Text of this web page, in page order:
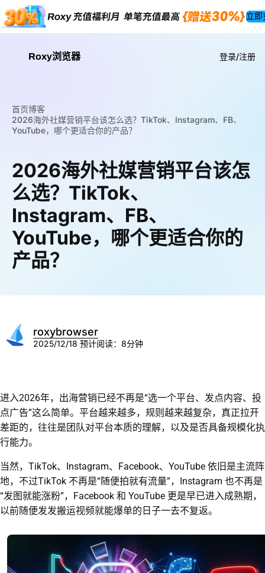
立即
Roxy浏览器 登录/注册
首页博客
2026海外社媒营销平台该怎么选？TikTok、Instagram、FB、
YouTube，哪个更适合你的产品？
2026海外社媒营销平台该怎
么选？TikTok、
Instagram、FB、
YouTube，哪个更适合你的
产品？
roxybrowser
2025/12/18 预计阅读：8分钟
进入2026年，出海营销已经不再是“选一个平台、发点内容、投
点广告”这么简单。平台越来越多，规则越来越复杂，真正拉开
差距的，往往是团队对平台本质的理解，以及是否具备规模化执
行能力。
当然，TikTok、Instagram、Facebook、YouTube 依旧是主流阵
地，不过TikTok 不再是“随便拍就有流量”，Instagram 也不再是
“发图就能涨粉”，Facebook 和 YouTube 更是早已进入成熟期，
以前随便发发搬运视频就能爆单的日子一去不复返。